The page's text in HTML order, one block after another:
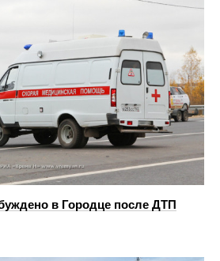
в Городце после ДТП